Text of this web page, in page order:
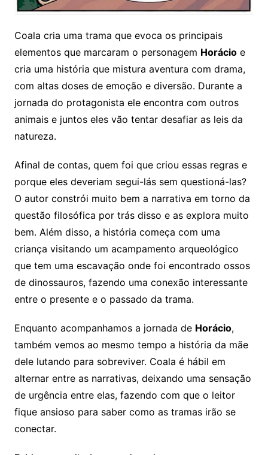
Coala cria uma trama que evoca os principais
elementos que marcaram o personagem Horácioe
cria uma história que mistura aventura com drama,
com altas doses de emoção e diversão. Durante a
jornada do protagonista ele encontra com outros
animais e juntos eles vão tentar desafiar as leis da
natureza.
Afinal de contas, quem foi que criou essas regras e
porque eles deveriam segui-lás sem questioná-las?
O autor constrói muito bem a narrativa em torno da
questão filosófica por trás disso e as explora muito
bem. Além disso, a história começa com uma
criança visitando um acampamento arqueológico
que tem uma escavação onde foi encontrado ossos
de dinossauros, fazendo uma conexão interessante
entre o presente e o passado da trama.
Enquanto acompanhamos a jornada de Horácio,
também vemos ao mesmo tempo a história da mãe
dele lutando para sobreviver. Coala é hábil em
alternar entre as narrativas, deixando uma sensação
de urgência entre elas, fazendo com que o leitor
fique ansioso para saber como as tramas irão se
conectar.